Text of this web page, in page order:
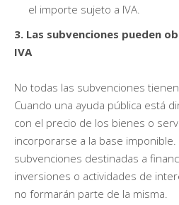
el importe sujeto a IVA.
3. Las subvenciones pueden
IVA
No todas las subvenciones
Cuando una ayuda pública está
con el precio de los bienes o
incorporarse a la base
subvenciones destinadas a
inversiones o actividades de
no formarán parte de la misma.